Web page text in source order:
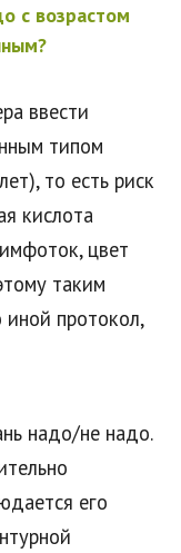
с возрастом
ввести
типом
то есть риск
кислота
цвет
таким
протокол,
надо/не надо.
его